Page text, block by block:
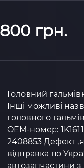
800 грн.
Головний
Інші можливі
головного
OEM-номер:
2408853 Дефект
відправка по
автозапчастини